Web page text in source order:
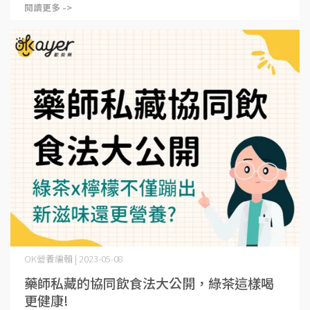
閱讀更多 ->
藥師私藏的協同飲食法大公開，綠茶這樣喝
更健康!
OK營養編輯 | 2023-05-08